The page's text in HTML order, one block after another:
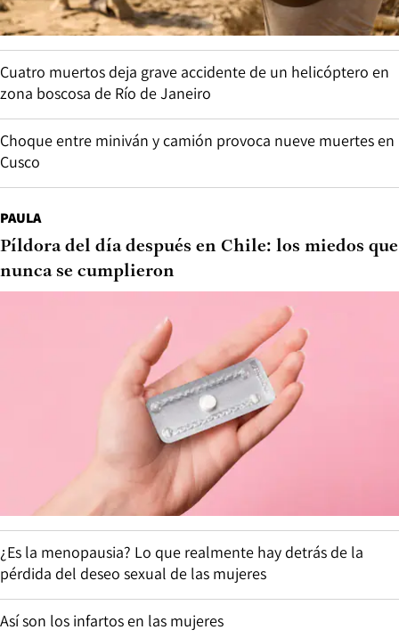
Cuatro muertos deja grave accidente de un helicóptero en
zona boscosa de Río de Janeiro
Choque entre miniván y camión provoca nueve muertes en
Cusco
PAULA
Píldora del día después en Chile: los miedos que
nunca se cumplieron
¿Es la menopausia? Lo que realmente hay detrás de la
pérdida del deseo sexual de las mujeres
Así son los infartos en las mujeres